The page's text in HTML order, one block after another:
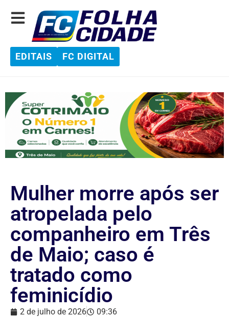
EDITAIS FC DIGITAL
Mulher morre após ser
atropelada pelo
companheiro em Três
de Maio; caso é
tratado como
feminicídio
2 de julho de 2026 09:36